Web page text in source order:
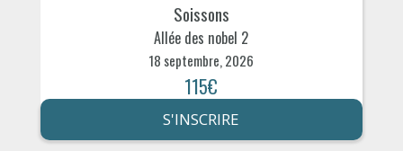
Soissons
Allée des nobel 2
18 septembre, 2026
115€
S'INSCRIRE